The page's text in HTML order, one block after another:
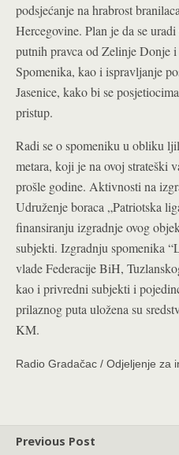
podsjećanje na hrabrost
Hercegovine. Plan je da se
putnih pravca od Zelinje Donje
Spomenika, kao i ispravljanje
Jasenice, kako bi se
pristup.
Radi se o spomeniku u obliku
metara, koji je na ovoj strateški
prošle godine. Aktivnosti na
Udruženje boraca „Patriotska
finansiranju izgradnje ovog
subjekti. Izgradnju spomenika
vlade Federacije BiH,
kao i privredni subjekti i
prilaznog puta uložena su
KM.
Radio Gradačac / Odjeljenje za
Previous Post